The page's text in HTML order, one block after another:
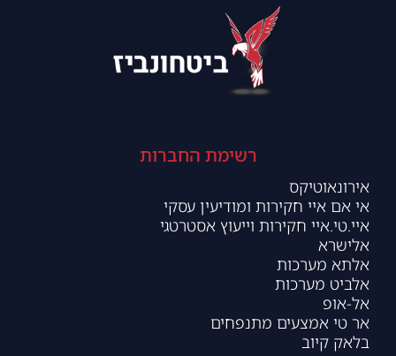
רשימת החברות
אירונאוטיקס
אי אם איי חקירות ומודיעין עסקי
איי.טי.איי חקירות וייעוץ אסטרטגי
אלישרא
אלתא מערכות
אלביט מערכות
אל-אופ
אר טי אמצעים מתנפחים
בלאק קיוב